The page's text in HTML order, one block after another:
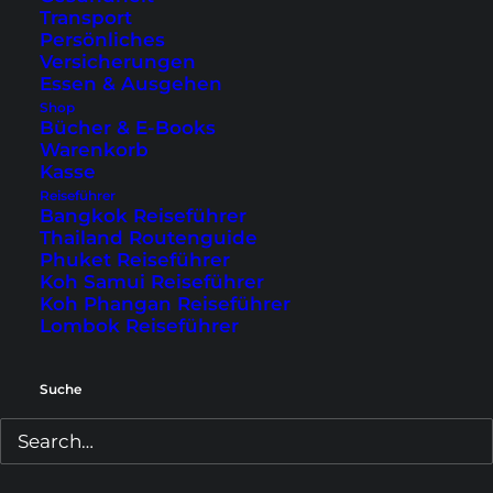
Transport
Persönliches
Versicherungen
Essen & Ausgehen
Shop
Bücher & E-Books
Warenkorb
Kasse
Reiseführer
Bangkok Reiseführer
Thailand Routenguide
Phuket Reiseführer
Koh Samui Reiseführer
Koh Phangan Reiseführer
Lombok Reiseführer
Suche
Swimmingpool, Schlaf- und Wohnzimmer im
Kalgoorlie(Fotos © mit freundlicher Genehmigung vom
Rydges Kalgoorlie)
Noch mehr Hotels in Kalgoorlie, Boulder oder
der Umgebung, auch in anderen Preisklassen,
findest du in dieserÜbersicht
1. Super Pit Mine